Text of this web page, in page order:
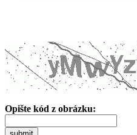
Opište kód z obrázku: